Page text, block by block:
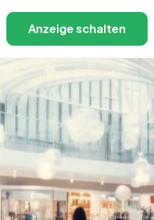
Anzeige schalten